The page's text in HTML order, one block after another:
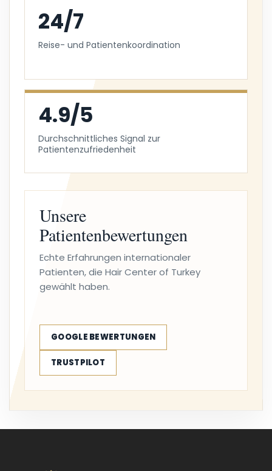
24/7
Reise- und Patientenkoordination
4.9/5
Durchschnittliches Signal zur
Patientenzufriedenheit
Unsere
Patientenbewertungen
Echte Erfahrungen internationaler
Patienten, die Hair Center of Turkey
gewählt haben.
GOOGLE BEWERTUNGEN
TRUSTPILOT